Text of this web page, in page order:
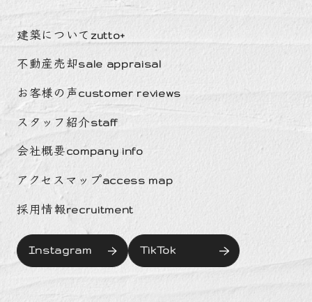
建築について zutto+
不動産売却sale appraisal
お客様の声customer reviews
スタッフ紹介staff
会社概要company info
アクセスマップaccess map
採用情報recruitment
Instagram TikTok